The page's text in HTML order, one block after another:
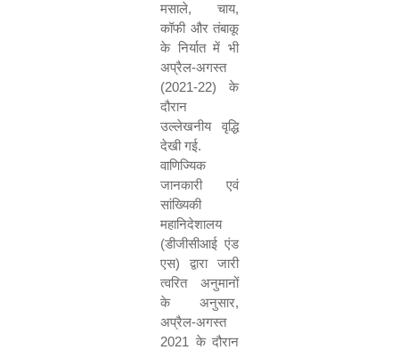
मसाले, चाय,
कॉफी और तंबाकू
के निर्यात में भी
अप्रैल-अगस्त
(2021-22) के
दौरान
उल्लेखनीय वृद्धि
देखी गई.
वाणिज्यिक
जानकारी एवं
सांख्यिकी
महानिदेशालय
(डीजीसीआई एंड
एस) द्वारा जारी
त्वरित अनुमानों
के अनुसार,
अप्रैल-अगस्त
2021 के दौरान